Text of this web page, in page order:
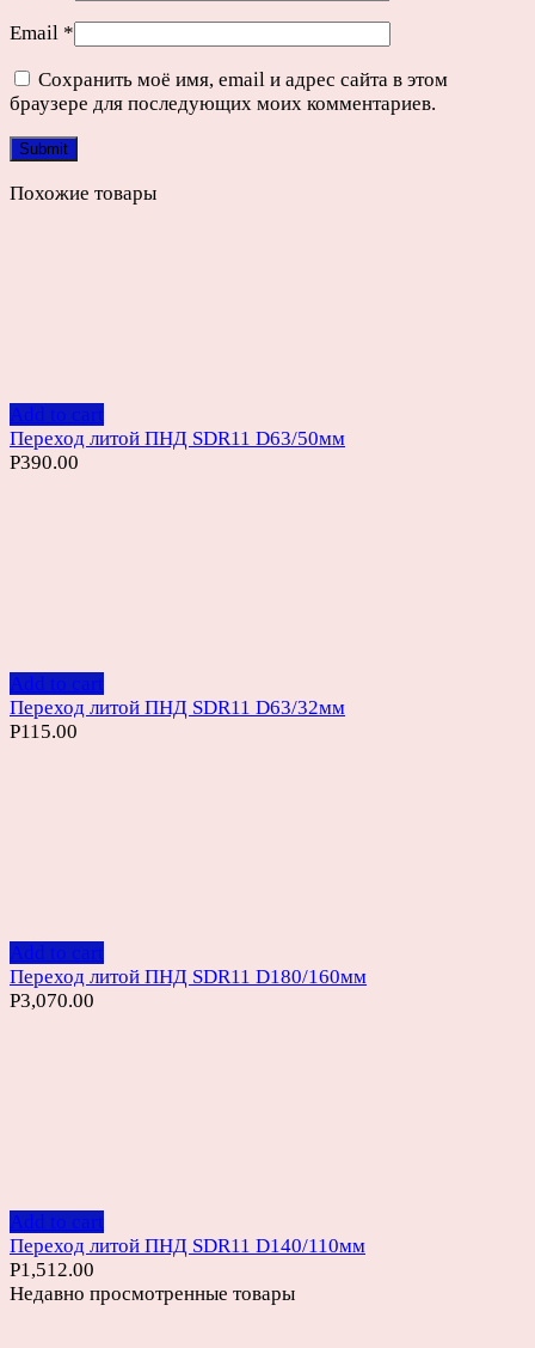
Email *
Сохранить моё имя, email и адрес сайта в этом
браузере для последующих моих комментариев.
Похожие товары
Add to cart
Переход литой ПНД SDR11 D63/50мм
Р390.00
Add to cart
Переход литой ПНД SDR11 D63/32мм
Р115.00
Add to cart
Переход литой ПНД SDR11 D180/160мм
Р3,070.00
Add to cart
Переход литой ПНД SDR11 D140/110мм
Р1,512.00
Недавно просмотренные товары